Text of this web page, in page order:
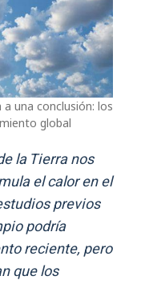
una conclusión: los
global
la Tierra nos
el calor en el
previos
podría
reciente, pero
que los